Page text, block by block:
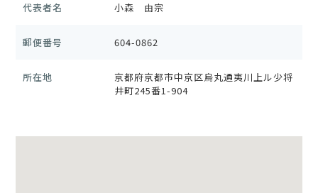
代表者名 小森 由宗
郵便番号 604-0862
所在地
京都府京都市中京区烏丸通夷川上ル少将
井町245番1-904